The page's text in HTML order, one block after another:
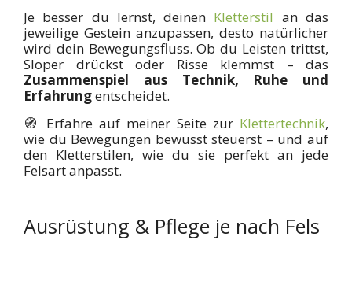
Je besser du lernst, deinen Kletterstil an das
jeweilige Gestein anzupassen, desto natürlicher
wird dein Bewegungsfluss. Ob du Leisten trittst,
Sloper drückst oder Risse klemmst – das
Zusammenspiel aus Technik, Ruhe und
Erfahrungentscheidet.
🧭 Erfahre auf meiner Seite zur Klettertechnik,
wie du Bewegungen bewusst steuerst – und auf
den Kletterstilen, wie du sie perfekt an jede
Felsart anpasst.
Ausrüstung & Pflege je nach Fels